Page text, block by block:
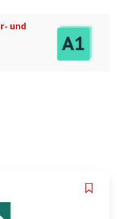
und